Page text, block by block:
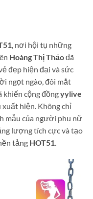
, nơi hội tụ những
Hoàng Thị Thảođã
đẹp hiện đại và sức
ngọt ngào, đôi mắt
khiến cộng đồngyylive
hiện. Không chỉ
mẫu của người phụ nữ
lượng tích cực và tạo
tảng HOT51.